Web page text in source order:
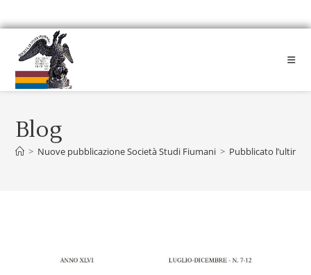
Blog
> Nuove pubblicazione Società Studi Fiumani > Pubblicato l’ultimo